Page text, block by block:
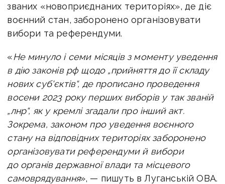
званих «новоприєднаних територіях», де діє
воєнний стан, заборонено організовувати
вибори та референдуми.
«Не минуло і семи місяців з моменту уведення
в дію законів рф щодо „прийняття до її складу
нових суб'єктів“, де прописано проведення
восени 2023 року перших виборів у так званій
„лнр“, як у кремлі згадали про інший акт.
Зокрема, законом про уведення воєнного
стану на відповідних територіях заборонено
організовувати референдуми й вибори
до органів державної влади та місцевого
самоврядування», — пишуть в Луганській ОВА.